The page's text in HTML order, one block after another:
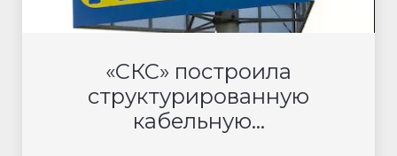
«СКС» построила
структурированную
кабельную...